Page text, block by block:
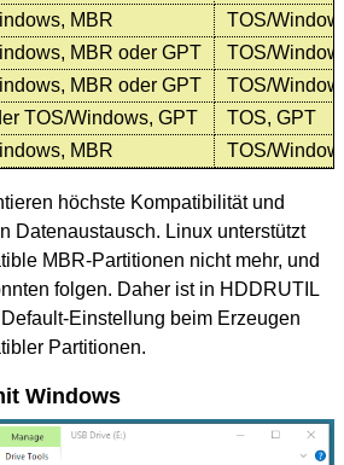
MBR
TOS/
MBR oder GPT
TOS/
MBR oder GPT
TOS/
TOS/Windows, GPT
TOS, GPT
MBR TOS/
höchste Kompatibilität und
Datenaustausch. Linux unterstützt
MBR-Partitionen nicht mehr, und
folgen. Daher ist in HDDRUTIL
Einstellung beim Erzeugen
Partitionen.
Windows